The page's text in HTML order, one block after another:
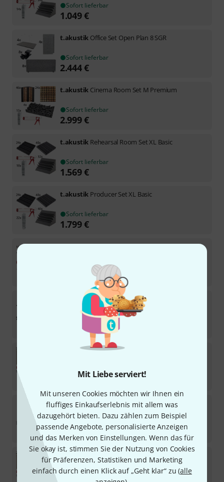
Mit Liebe serviert!
Mit unseren Cookies möchten wir Ihnen ein
fluffiges Einkaufserlebnis mit allem was
dazugehört bieten. Dazu zählen zum Beispiel
passende Angebote, personalisierte Anzeigen
und das Merken von Einstellungen. Wenn das für
Sie okay ist, stimmen Sie der Nutzung von Cookies
für Präferenzen, Statistiken und Marketing
einfach durch einen Klick auf „Geht klar“ zu (alle
Sofort lieferbar
1.049€
t.akustik Office Set Open Plan 8 SGR
Sofort lieferbar
2.444€
t.akustik Cinema Room Set M Premium
Sofort lieferbar
2.999€
t.akustik Rehearsal Room Set XL Basic
Sofort lieferbar
1.569€
t.akustik Producer Set XL Basic
Sofort lieferbar
1.799€
t.akustikProducer Set L Basic
Sofort lieferbar
t.akustik Office Set Duo BK
Sofort lieferbar
t.akustikProducer Set XL Professional
In 2–3 Wochen lieferbar
11.499€
t.akustikOffice Set Duo SGR
Sofort lieferbar
949 €
t.akustik Producer Set S Professional
In 2–3 Wochen lieferbar